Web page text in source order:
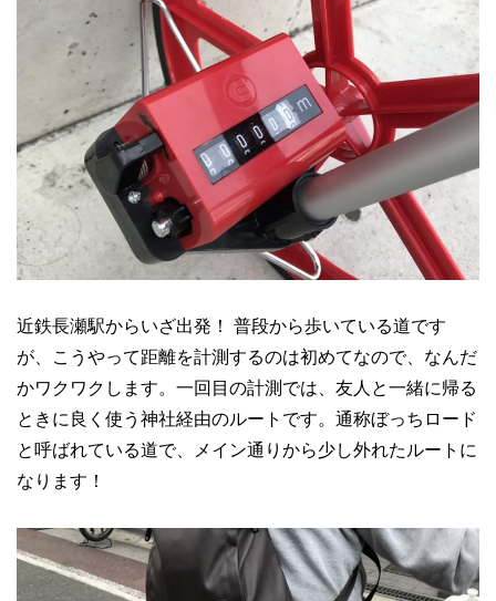
近鉄長瀬駅からいざ出発！ 普段から歩いている道です
が、こうやって距離を計測するのは初めてなので、なんだ
かワクワクします。一回目の計測では、友人と一緒に帰る
ときに良く使う神社経由のルートです。通称ぼっちロード
と呼ばれている道で、メイン通りから少し外れたルートに
なります！